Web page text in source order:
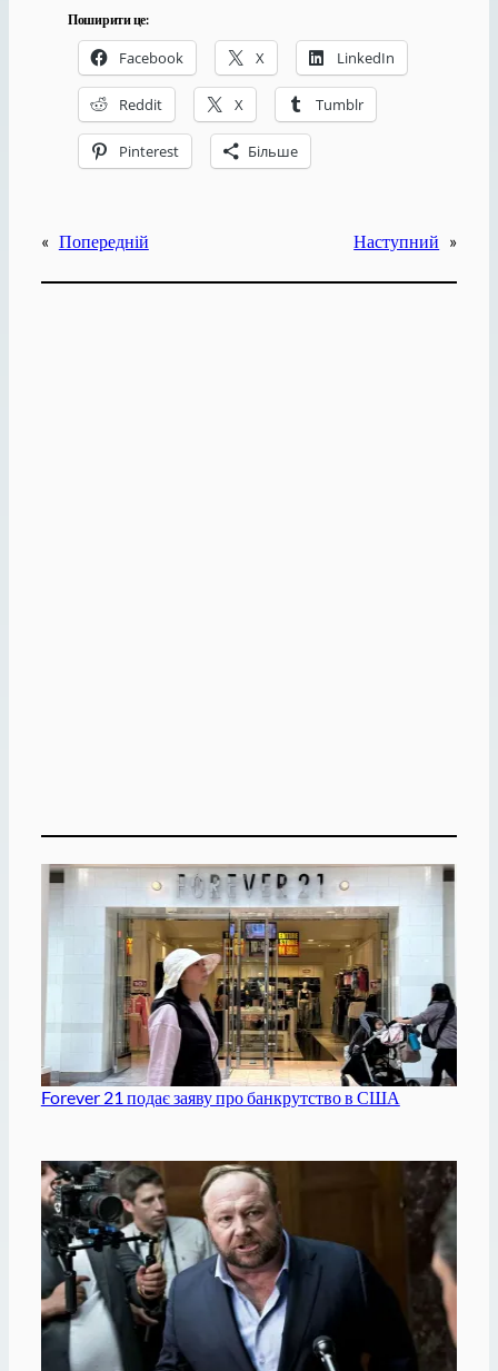
Поширити це:
Facebook X LinkedIn
Reddit X Tumblr
Pinterest Більше
« Попередній Наступний »
Forever 21 подає заяву про банкрутство в США